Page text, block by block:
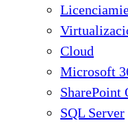
Cloud
Microsoft
SharePoint
SQL Server